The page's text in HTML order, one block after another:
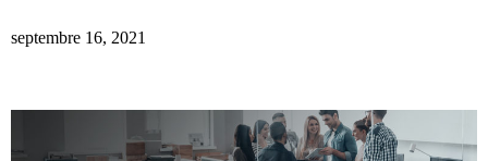
septembre 16, 2021